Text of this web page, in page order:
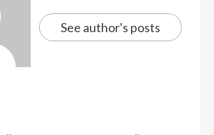
See author's posts